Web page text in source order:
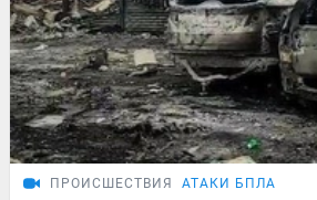
ПРОИСШЕСТВИЯ АТАКИ БПЛА